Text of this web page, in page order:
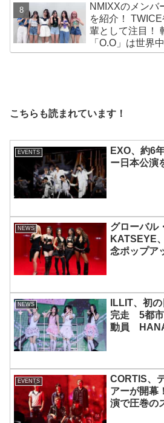
NMIXXのメンバ
を紹介！
輩として注目！
「O.O」は世界
世代を代表する
こちらも読まれています！
EVENTS
EXO、約6
ー日本公演
NEWS
グローバル
KATSEYE
念ポップア
NEWS
ILLIT、初
完走 5都市
動員
EVENTS
CORTIS、
アーが開幕
演で圧巻の